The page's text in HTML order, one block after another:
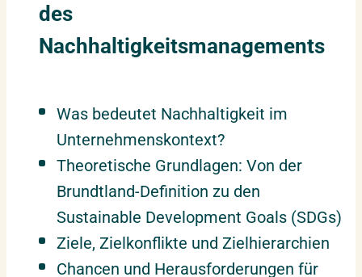
des
Nachhaltigkeitsmanagements
Was bedeutet Nachhaltigkeit im
Unternehmenskontext?
Theoretische Grundlagen: Von der
Brundtland-Definition zu den
Sustainable Development Goals (SDGs)
Ziele, Zielkonflikte und Zielhierarchien
Chancen und Herausforderungen für